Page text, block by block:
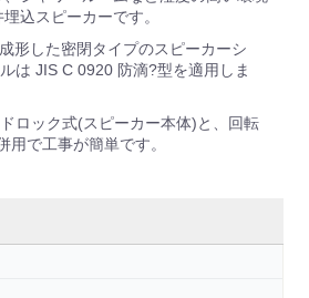
込スピーカーです。
形した密閉タイプのスピーカーシ
は JIS C 0920 防滴?型を適用しま
ロック式(スピーカー本体)と、回転
用で工事が簡単です。